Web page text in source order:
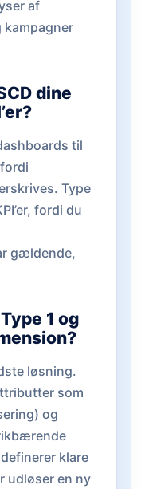
af
dine
til
Type
fordi du
gældende,
1 og
løsning.
som
og
klare
udløser en ny